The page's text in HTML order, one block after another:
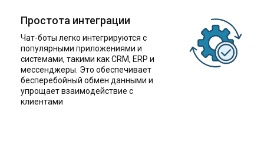
Простота интеграции
Чат-боты легко интегрируются с
популярными приложениями и
системами, такими как CRM, ERP и
мессенджеры. Это обеспечивает
бесперебойный обмен данными и
упрощает взаимодействие с
клиентами